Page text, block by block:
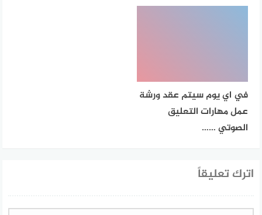
في اي يوم سيتم عقد ورشة
عمل مهارات التعليق
الصوتي ……
اترك تعليقاً